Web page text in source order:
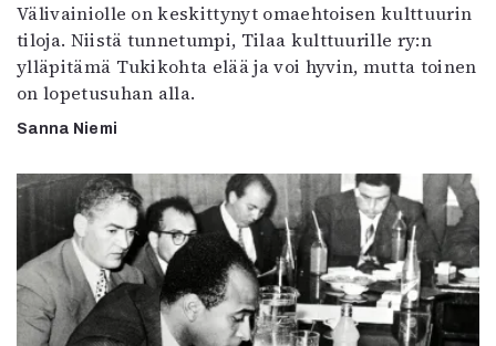
Välivainiolle on keskittynyt omaehtoisen kulttuurin
tiloja. Niistä tunnetumpi, Tilaa kulttuurille ry:n
ylläpitämä Tukikohta elää ja voi hyvin, mutta toinen
on lopetusuhan alla.
Sanna Niemi